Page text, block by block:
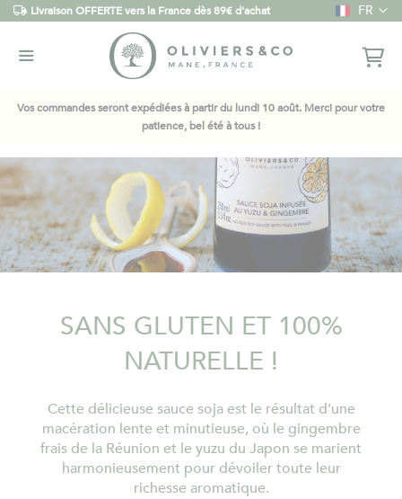
Livraison OFFERTE vers la France dès 89€ d'achat LangueFR
Vos commandes seront expédiées à partir du lundi 10 août. Merci pour votre
patience, bel été à tous !
SANS GLUTEN ET 100%
NATURELLE !
Cette délicieuse sauce soja est le résultat d’une
macération lente et minutieuse, où le gingembre
frais de la Réunion et le yuzu du Japon se marient
harmonieusement pour dévoiler toute leur
richesse aromatique.